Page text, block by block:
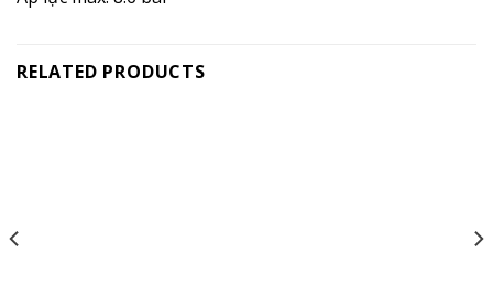
RELATED PRODUCTS